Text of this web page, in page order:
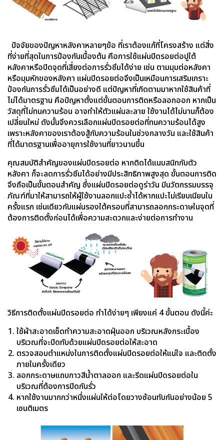
ปัจจัยของปัญหาหลังคาหลายๆข้อ ที่เราต้องแก้ที่โครงสร้าง แต่สิ่ง
ที่ง่ายที่สุดในการป้องกันเบื้องต้น คือการใช้แผ่นปิดรอยต่อปูใต้
หลังคาหรือปิดจุดที่เสี่ยงต่อการรั่วซึมได้ง่าย เช่น ตามมุมต่อหลังคา
หรือมุมหักของหลังคา แผ่นปิดรอยต่อจึงเป็นเหมือนการเสริมเกราะ
ป้องกันการรั่วซึมได้เป็นอย่างดี แต่ปัญหาที่เกิดตามมาหากใช้สินค้าที่
ไม่ได้มาตรฐาน คือปัญหาตั้งแต่ขั้นตอนการติดหรือลอกออก หากเป็น
วัสดุที่ไม่ทนความร้อน อาจทำให้ตัวแผ่นละลาย ใช้งานได้ไม่นานก็ต้อง
เปลี่ยนใหม่ ดังนั้นจึงควรเลือกแผ่นปิดรอยต่อที่ทนความร้อนได้สูง
เพราะหลังคาของเราต้องสู้กับความร้อนในช่วงกลางวัน และใช้สินค้า
ที่ได้มาตรฐานเพื่ออายุการใช้งานที่ยาวนานขึ้น
คุณสมบัติสำคัญของแผ่นปิดรอยต่อ หากติดได้แนบสนิทกับตัว
หลังคา ก็จะลดการรั่วซึมได้อย่างมีประสิทธิภาพสูงสุด ขั้นตอนการติด
จึงถือเป็นขั้นตอนสำคัญ ซึ่งแผ่นปิดรอยต่อดูร่าวัน มีนวัตกรรมบรรจุ
ภัณฑ์ที่มาให้สามารถให้ผู้ใช้งานลอกแปะซ้ำได้หากแปะไม่เรียบเนียนใน
ครั้งแรก เช่นเดียวกับแผ่นรองใต้ครอบที่สามารถลอกกระดาษในจุดที่
ต้องการติดตั้งก่อนได้เพื่อความสะดวกและง่ายต่อการทำงาน
วิธีการติดตั้งแผ่นปิดรอยต่อ ทำได้ง่ายๆ เพียงแค่ 4 ขั้นตอน ดังนี้ค่ะ
ใช้ผ้าสะอาดเช็ดทำความสะอาดฝุ่นออก บริเวณหลังกระเบื้อง
บริเวณที่จะปิดทับด้วยแผ่นปิดรอยต่อให้สะอาด
ตรวจสอบตำแหน่งในการติดตั้งแผ่นปิดรอยต่อให้แน่ใจ และติดตั้ง
ภายในครั้งเดียว
ลอกกระดาษแถบกาวสีน้ำตาลออก และรีดแผ่นปิดรอยต่อใน
บริเวณที่ต้องการปิดกันรั่ว
หากใช้งานมากกว่าหนึ่งแผ่นให้ต่อโดยวางซ้อนทับกันอย่างน้อย 5
เซนติเมตร